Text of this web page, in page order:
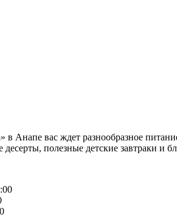
в Анапе вас ждет разнообразное
десерты, полезные детские завтраки и